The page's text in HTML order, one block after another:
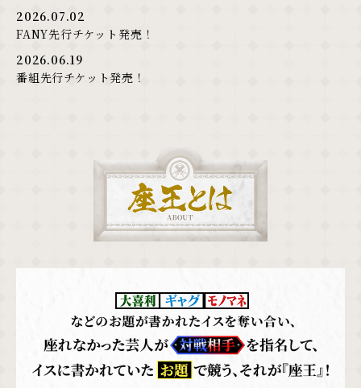
2026.07.02
FANY先行チケット発売！
2026.06.19
番組先行チケット発売！